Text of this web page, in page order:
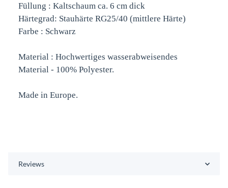
Füllung : Kaltschaum ca. 6 cm dick
Härtegrad: Stauhärte RG25/40 (mittlere Härte)
Farbe : Schwarz
Material : Hochwertiges wasserabweisendes
Material - 100% Polyester.
Made in Europe.
Reviews